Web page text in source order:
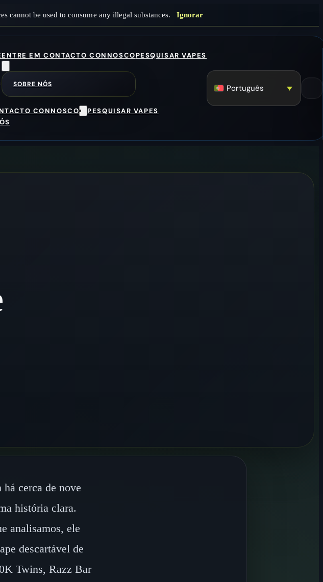
cannot be used to consume any illegal substances. Ignorar
ENTRE EM CONTACTO CONNOSCO
SOBRE NÓS
PESQUISAR VAPES
CONNOSCO
PESQUISAR VAPES
Português
cerca de nove
história clara.
analisamos, ele
descartável de
Twins, Razz Bar